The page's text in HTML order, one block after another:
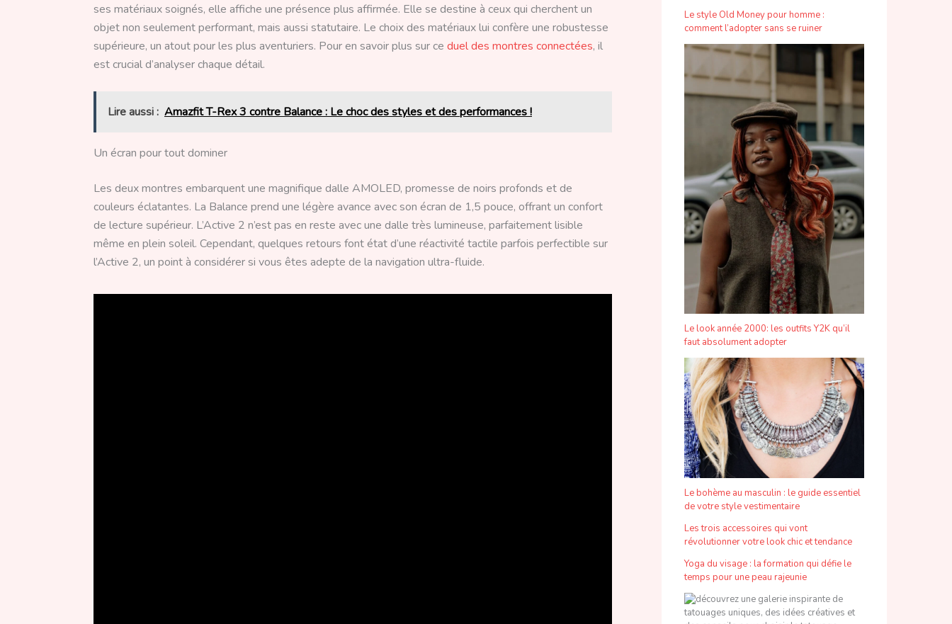
ses matériaux soignés, elle affiche une présence plus affirmée. Elle se destine à ceux qui cherchent un
objet non seulement performant, mais aussi statutaire. Le choix des matériaux lui confère une robustesse
supérieure, un atout pour les plus aventuriers. Pour en savoir plus sur ce duel des montres connectées, il
est crucial d’analyser chaque détail.
Lire aussi : Amazfit T-Rex 3 contre Balance : Le choc des styles et des performances !
Un écran pour tout dominer
Les deux montres embarquent une magnifique dalle AMOLED, promesse de noirs profonds et de
couleurs éclatantes. La Balance prend une légère avance avec son écran de 1,5 pouce, offrant un confort
de lecture supérieur. L’Active 2 n’est pas en reste avec une dalle très lumineuse, parfaitement lisible
même en plein soleil. Cependant, quelques retours font état d’une réactivité tactile parfois perfectible sur
l’Active 2, un point à considérer si vous êtes adepte de la navigation ultra-fluide.
Le style Old Money pour homme :
comment l’adopter sans se ruiner
Le look année 2000: les outfits Y2K qu’il
faut absolument adopter
Le bohème au masculin : le guide essentiel
de votre style vestimentaire
Les trois accessoires qui vont
révolutionner votre look chic et tendance
Yoga du visage : la formation qui défie le
temps pour une peau rajeunie